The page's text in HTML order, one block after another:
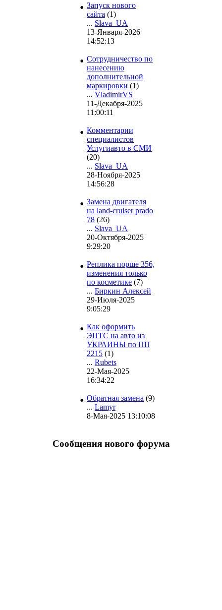
• Запуск нового
сайта (1)
... Slava_UA
13-Января-2026
14:52:13
• Сотрудничество по
нанесению
дополнительной
маркировки (1)
... VladimirVS
11-Декабря-2025
11:00:11
• Комментарии
специалистов
Услугиавто в СМИ
(20)
... Slava_UA
28-Ноября-2025
14:56:28
• Замена двигателя
на land-cruiser prado
78 (26)
... Slava_UA
20-Октября-2025
9:29:20
• Реплика порше 356,
изменения только
по косметике (7)
... Биркин Алексей
29-Июля-2025
9:05:29
• Как оформить
ЭПТС на авто из
УКРАИНЫ по ПП
2215 (1)
... Rubets
22-Мая-2025
16:34:22
• Обратная замена (9)
... Lamyr
8-Мая-2025 13:10:08
Сообщения нового форума